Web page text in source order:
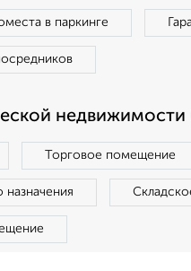
в паркинге
недвижимости
Торговое помещение